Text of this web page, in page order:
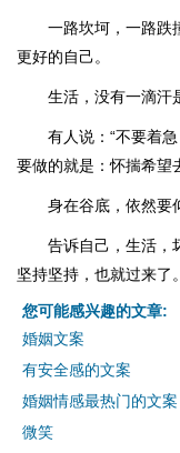
一路坎坷，一路跌
更好的自己。
生活，没有一滴汗
有人说：“不要着
要做的就是：怀揣希望
身在谷底，依然要
告诉自己，生活，
坚持坚持，也就过来了。
您可能感兴趣的文章:
婚姻文案
有安全感的文案
婚姻情感最热门的文案
微笑